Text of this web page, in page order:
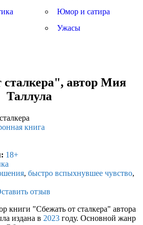
Юмор и сатира
Ужасы
сталкера", автор Мия
Таллула
книга
18+
, быстро вспыхнувшее чувство,
отзыв
книги "Сбежать от сталкера" автора
издана в 2023 году. Основной жанр